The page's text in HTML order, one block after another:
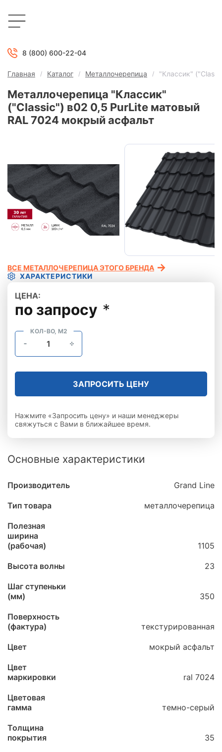
8 (800) 600-22-04
Главная Каталог Металлочерепица "Классик"
Металлочерепица "Классик"
("Classic") в02 0,5 PurLite матовый
RAL 7024 мокрый асфальт
ХАРАКТЕРИСТИКИ
ВСЕ МЕТАЛЛОЧЕРЕПИЦА ЭТОГО БРЕНДА
ЦЕНА:
по запросу *
КОЛ-ВО, М2
ЗАПРОСИТЬ ЦЕНУ
Нажмите «Запросить цену» и наши менеджеры
свяжуться с Вами в ближайшее время.
Основные характеристики
Производитель Grand Line
Тип товара металлочерепица
Полезная
ширина
(рабочая)
1105
Высота волны 23
Шаг ступеньки
(мм)
350
Поверхность
(фактура)
текстурированная
Цвет мокрый асфальт
Цвет
маркировки
ral 7024
Цветовая
гамма
темно-серый
Толщина
покрытия
35